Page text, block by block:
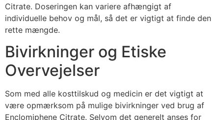
Citrate. Doseringen kan variere afhængigt af
individuelle behov og mål, så det er vigtigt at finde den
rette mængde.
Bivirkninger og Etiske
Overvejelser
Som med alle kosttilskud og medicin er det vigtigt at
være opmærksom på mulige bivirkninger ved brug af
Enclomiphene Citrate. Selvom det generelt anses for